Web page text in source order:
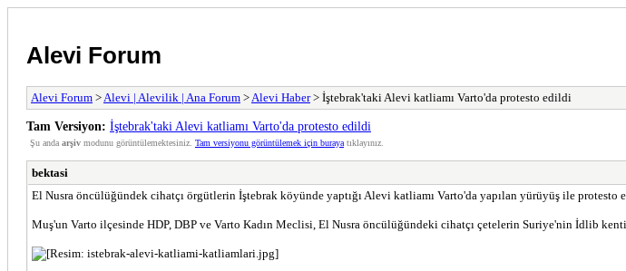
Alevi Forum
Alevi Forum > Alevi | Alevilik | Ana Forum > Alevi Haber> İştebrak'taki Alevi katliamı Varto'da protesto edildi
Tam Versiyon: İştebrak'taki Alevi katliamı Varto'da protesto edildi
Şu anda arşiv modunu görüntülemektesiniz. Tam versiyonu görüntülemek için buraya tıklayınız.
bektasi
El Nusra öncülüğündek cihatçı örgütlerin İştebrak köyünde yaptığı Alevi katliamı Varto'da yapılan yürüyüş ile protesto
Muş'un Varto ilçesinde HDP, DBP ve Varto Kadın Meclisi, El Nusra öncülüğündeki cihatçı çetelerin Suriye'nin İdlib